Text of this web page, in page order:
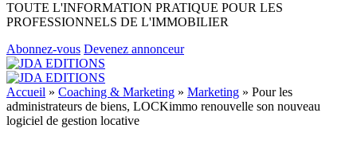
TOUTE L'INFORMATION PRATIQUE POUR LES
PROFESSIONNELS DE L'IMMOBILIER
Abonnez-vous Devenez annonceur
Accueil » Coaching & Marketing » Marketing » Pour les
administrateurs de biens, LOCKimmo renouvelle son nouveau
logiciel de gestion locative